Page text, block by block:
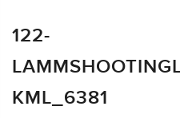
122-
KML_6381